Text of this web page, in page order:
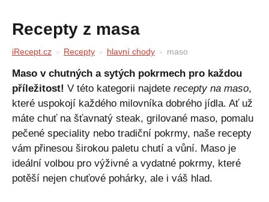
Recepty z masa
iRecept.cz Recepty hlavní chody maso
Maso v chutných a sytých pokrmech pro každou
příležitost! V této kategorii najdete recepty na maso,
které uspokojí každého milovníka dobrého jídla. Ať už
máte chuť na šťavnatý steak, grilované maso, pomalu
pečené speciality nebo tradiční pokrmy, naše recepty
vám přinesou širokou paletu chutí a vůní. Maso je
ideální volbou pro výživné a vydatné pokrmy, které
potěší nejen chuťové pohárky, ale i váš hlad.